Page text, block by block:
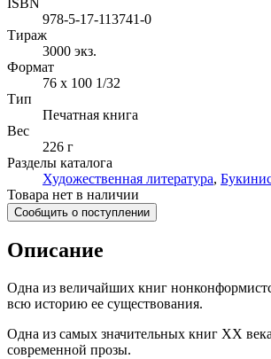
978-5-17-113741-0
Тираж
3000 экз.
Формат
76 x 100 1/32
Тип
Печатная книга
Вес
226 г
Разделы каталога
Художественная литература,
Товара нет в наличии
Сообщить о поступлении
Описание
Одна из величайших книг
всю историю ее существования.
Одна из самых значительных книг XX
современной прозы.